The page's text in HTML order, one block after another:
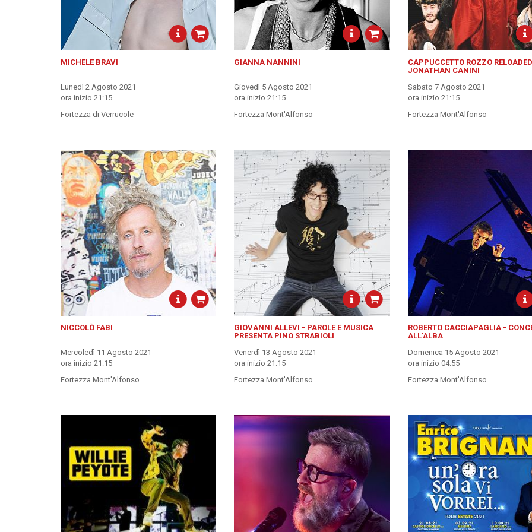
MICHELE BRAVI
Lunedì 2 Agosto 2021
ora inizio 21:15
Fortezza di Verrucole
GIANNA NANNINI
Giovedì 5 Agosto 2021
ora inizio 21:15
Fortezza Mont'Alfonso
CAPPUCCETTO ROZZO
JONATHAN CANINI
Sabato 7 Agosto 2021
ora inizio 21:15
Fortezza Mont'Alfonso
NICCOLÒ FABI
Mercoledì 11 Agosto 2021
ora inizio 21:15
Fortezza Mont'Alfonso
GIOVANNI ALLEVI - PAROLE E MUSICA
PRESENTA PINO STRABIOLI
Venerdì 13 Agosto 2021
ora inizio 21:15
Fortezza Mont'Alfonso
ROBERTO CACCIAPAGLIA -
ALL'ALBA
Domenica 15 Agosto 2021
ora inizio 04:55
Fortezza Mont'Alfonso